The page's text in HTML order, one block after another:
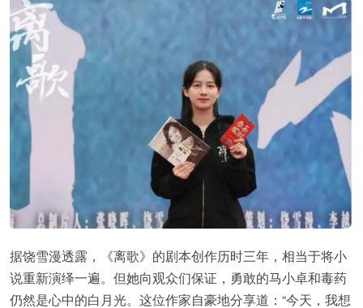
据饶雪漫透露，《离歌》的剧本创作历时三年，相当于将小
说重新演绎一遍。但她向观众们保证，勇敢的马小卓和毒药
仍然是心中的白月光。这位作家自豪地分享道：“今天，我想